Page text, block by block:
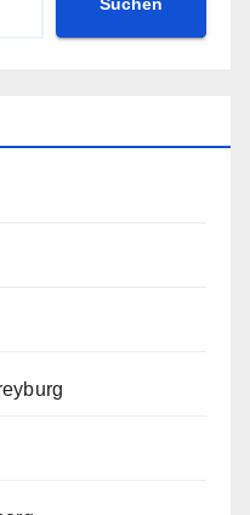
Suchen